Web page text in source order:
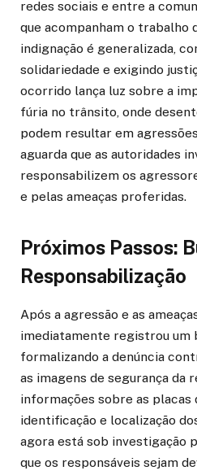
redes sociais e entre a
que acompanham o trabalho
indignação é generalizada,
solidariedade e exigindo
ocorrido lança luz sobre a
fúria no trânsito, onde
podem resultar em
aguarda que as autoridades
responsabilizem os
e pelas ameaças proferidas.
Próximos Passos:
Responsabilização
Após a agressão e as
imediatamente registrou um
formalizando a denúncia
as imagens de segurança da
informações sobre as placas
identificação e localização
agora está sob investigação
que os responsáveis sejam